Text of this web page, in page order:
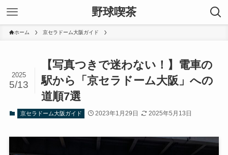
野球喫茶
ホーム 京セラドーム大阪ガイド
【写真つきで迷わない！】電車の
駅から「京セラドーム大阪」への
道順7選
2025
5/13
京セラドーム大阪ガイド 2023年1月29日 2025年5月13日